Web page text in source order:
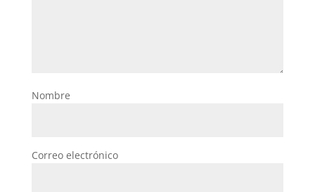
Nombre
Correo electrónico